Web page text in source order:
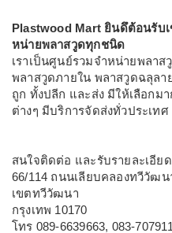
Plastwood Mart ยินดึต้อนรับ
หน่ายพลาสวูดทุกชนิด
เราเป็นศูนย์รวมจำหน่ายพลา
พลาสวูดภายใน พลาสวูดฉลุล
ถูก ทั้งปลีก และส่ง มีให้เลือกม
ต่างๆ มีบริการจัดส่งทั่วประเทศ
สนใจติดต่อ และรับรายละเอีย
66/114 ถนนเลียบคลองทวีวัฒน
เขตทวีวัฒนา
กรุงเทพ 10170
โทร 089-6639663, 083-